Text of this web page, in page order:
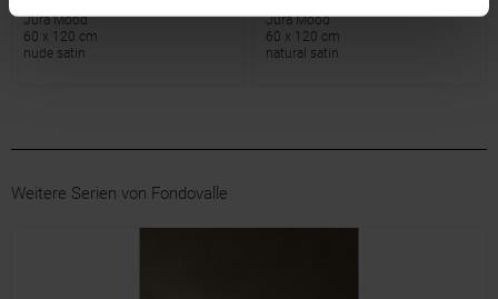
Jura Mood
60 x 120 cm
nude satin
Jura Mood
60 x 120 cm
natural satin
Weitere Serien von Fondovalle